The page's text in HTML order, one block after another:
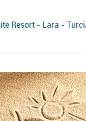
Resort - Lara -